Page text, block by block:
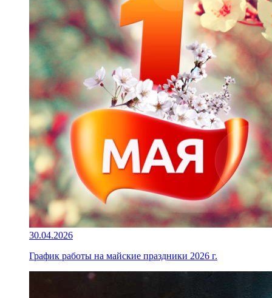
30.04.2026
График работы на майские праздники 2026 г.